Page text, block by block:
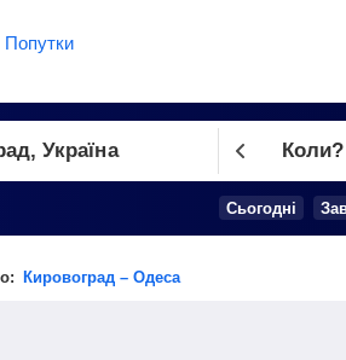
Попутки
Коли?
Cьогодні
Кировоград – Одеса